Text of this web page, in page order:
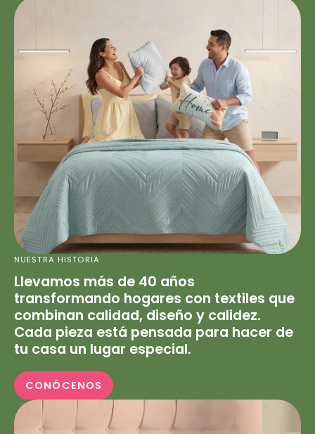
NUESTRA HISTORIA
Llevamos más de 40 años
transformando hogares con textiles que
combinan calidad, diseño y calidez.
Cada pieza está pensada para hacer de
tu casa un lugar especial.
CONÓCENOS